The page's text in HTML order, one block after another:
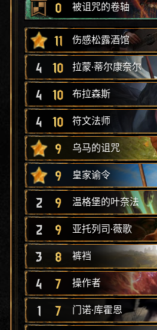
0 被诅咒的卷轴
11 伤感松露酒馆
4 10 拉蒙·蒂尔康奈尔
4 10 布拉森斯
4 10 符文法师
9 乌马的诅咒
9 皇家谕令
2 9 温格堡的叶奈法
2 9 亚托列司·薇歌
3 8 裤裆
4 7 操作者
1 7 门诺·库霍恩